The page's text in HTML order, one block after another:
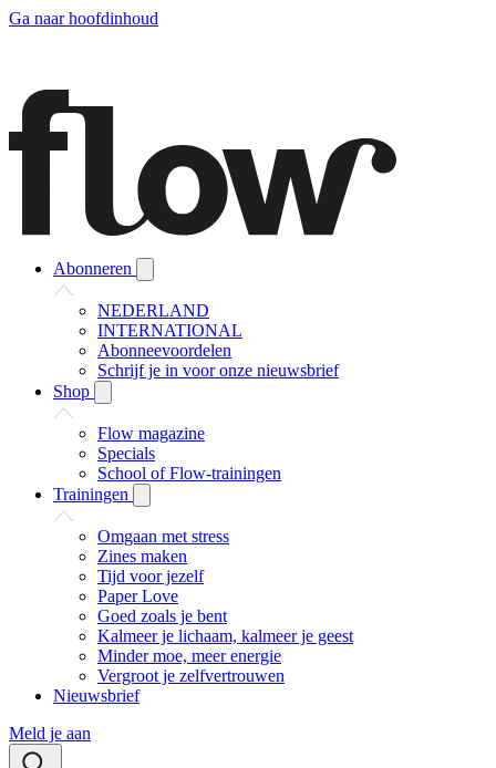
Ga naar hoofdinhoud
Abonneren
NEDERLAND
INTERNATIONAL
Abonneevoordelen
Schrijf je in voor onze nieuwsbrief
Shop
Flow magazine
Specials
School of Flow-trainingen
Trainingen
Omgaan met stress
Zines maken
Tijd voor jezelf
Paper Love
Goed zoals je bent
Kalmeer je lichaam, kalmeer je geest
Minder moe, meer energie
Vergroot je zelfvertrouwen
Nieuwsbrief
Meld je aan